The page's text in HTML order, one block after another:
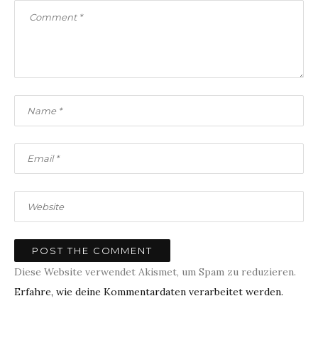
Diese Website verwendet Akismet, um Spam zu reduzieren.
Erfahre, wie deine Kommentardaten verarbeitet werden.